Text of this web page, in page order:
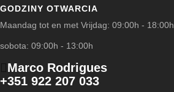
GODZINY OTWARCIA
Maandag tot en met Vrijdag: 09:00h - 18:00h
sobota: 09:00h - 13:00h
Marco Rodrigues
+351 922 207 033